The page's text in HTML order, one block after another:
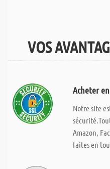
VOS
Acheter
Notre site
Amazon,
faites en